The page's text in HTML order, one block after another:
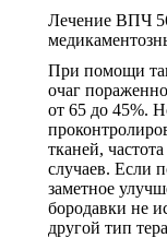
Лечение ВПЧ
При помощи
очаг
от 65 до 45%.
тканей,
случаев. Если
заметное
бородавки не
другой тип